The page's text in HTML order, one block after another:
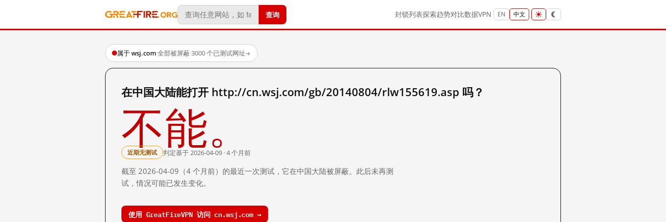
查询 封锁列表探索趋势对比数据VPN EN 中文
属于 wsj.com·全部被屏蔽·3000 个已测试网址→
在中国大陆能打开 http://cn.wsj.com/gb/20140804/rlw155619.asp 吗？
不能。
近期无测试 判定基于 2026-04-09 · 4 个月前
截至 2026-04-09（4 个月前）的最近一次测试，它在中国大陆被屏蔽。此后未再测
试，情况可能已发生变化。
使用 GreatFireVPN 访问 cn.wsj.com →